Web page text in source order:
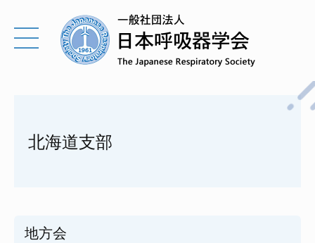
北海道支部
地方会